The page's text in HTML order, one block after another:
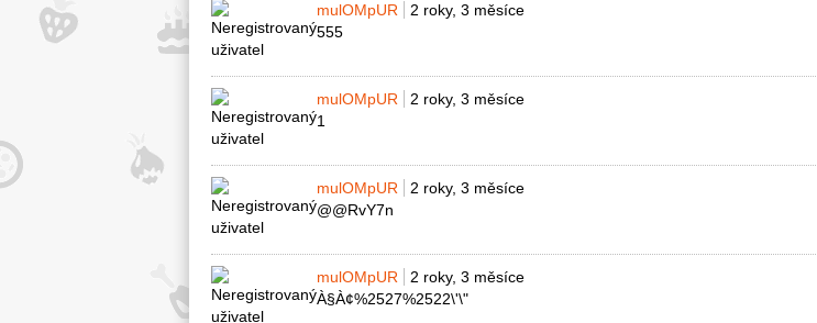
mulOMpUR 2 roky, 3 měsíce
555
mulOMpUR 2 roky, 3 měsíce
1
mulOMpUR 2 roky, 3 měsíce
@@RvY7n
mulOMpUR 2 roky, 3 měsíce
À§À¢%2527%2522\'\"